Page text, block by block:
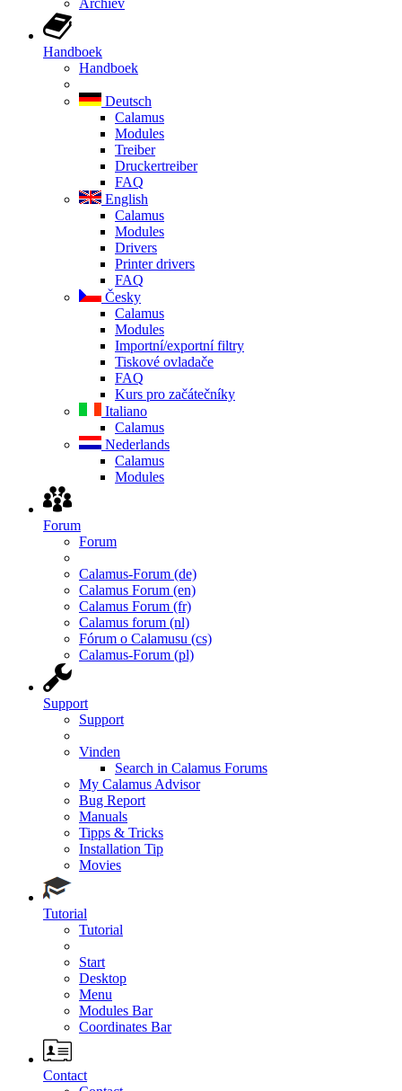
Archiev
Handboek
Handboek
Deutsch
Calamus
Modules
Treiber
Druckertreiber
FAQ
English
Calamus
Modules
Drivers
Printer drivers
FAQ
Česky
Calamus
Modules
Importní/exportní filtry
Tiskové ovladače
FAQ
Kurs pro začátečníky
Italiano
Calamus
Nederlands
Calamus
Modules
Forum
Forum
Calamus-Forum (de)
Calamus Forum (en)
Calamus Forum (fr)
Calamus forum (nl)
Fórum o Calamusu (cs)
Calamus-Forum (pl)
Support
Support
Vinden
Search in Calamus Forums
My Calamus Advisor
Bug Report
Manuals
Tipps & Tricks
Installation Tip
Movies
Tutorial
Tutorial
Start
Desktop
Menu
Modules Bar
Coordinates Bar
Contact